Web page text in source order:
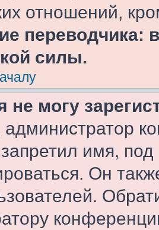
отношений,
переводчика:
силы.
не могу
имя,
Он